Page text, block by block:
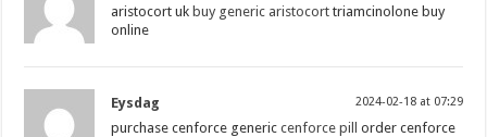
aristocort uk buy generic aristocort triamcinolone buy
online
Eysdag 2024-02-18 at 07:29
purchase cenforce genericcenforce pill
order cenforce